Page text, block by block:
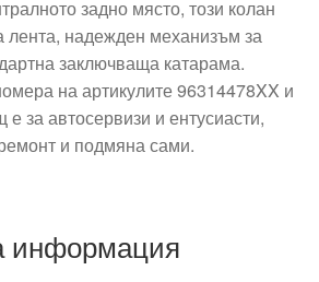
задно място, този колан
лента, надежден механизъм за
заключваща катарама.
на артикулите 96314478XX и
за автосервизи и ентусиасти,
и подмяна сами.
информация